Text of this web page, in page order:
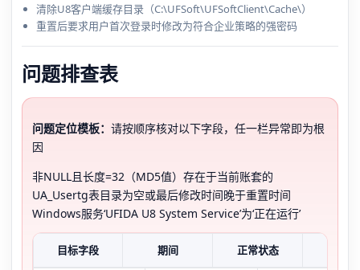
清除U8客户端缓存目录（C:\UFSoft\UFSoftClient\Cache\）
重置后要求用户首次登录时修改为符合企业策略的强密码
问题排查表
问题定位模板： 请按顺序核对以下字段，任一栏异常即为根
因
非NULL且长度=32（MD5值）存在于当前账套的
UA_Usertg表目录为空或最后修改时间晚于重置时间
Windows服务‘UFIDA U8 System Service’为‘正在运行’
目标字段 期间 正常状态